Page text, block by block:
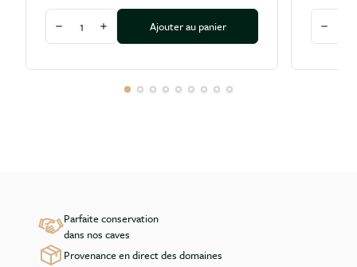
Diminuer la quantité
Augmenter la quantité
Ajouter au panier
Parfaite conservation
dans nos caves
Provenance en direct des domaines